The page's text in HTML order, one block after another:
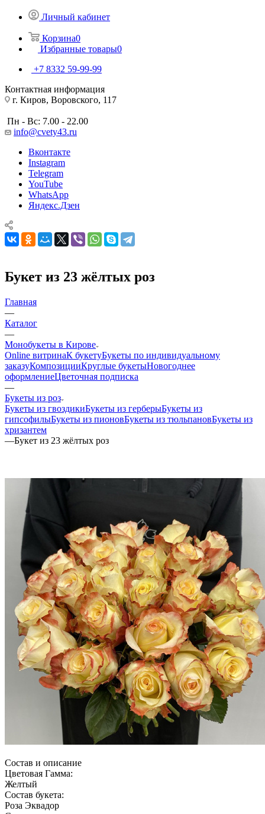
Личный кабинет
Корзина0
Избранные товары0
+7 8332 59-99-99
Контактная информация
г. Киров, Воровского, 117
Пн - Вс: 7.00 - 22.00
info@cvety43.ru
Вконтакте
Instagram
Telegram
YouTube
WhatsApp
Яндекс.Дзен
Букет из 23 жёлтых роз
Главная
—
Каталог
—
Монобукеты в Кирове
Online витринаК букетуБукеты по индивидуальному
заказуКомпозицииКруглые букетыНовогоднее
оформлениеЦветочная подписка
—
Букеты из роз
Букеты из гвоздикиБукеты из герберыБукеты из
гипсофилыБукеты из пионовБукеты из тюльпановБукеты из
хризантем
—Букет из 23 жёлтых роз
Состав и описание
Цветовая Гамма:
Желтый
Состав букета:
Роза Эквадор